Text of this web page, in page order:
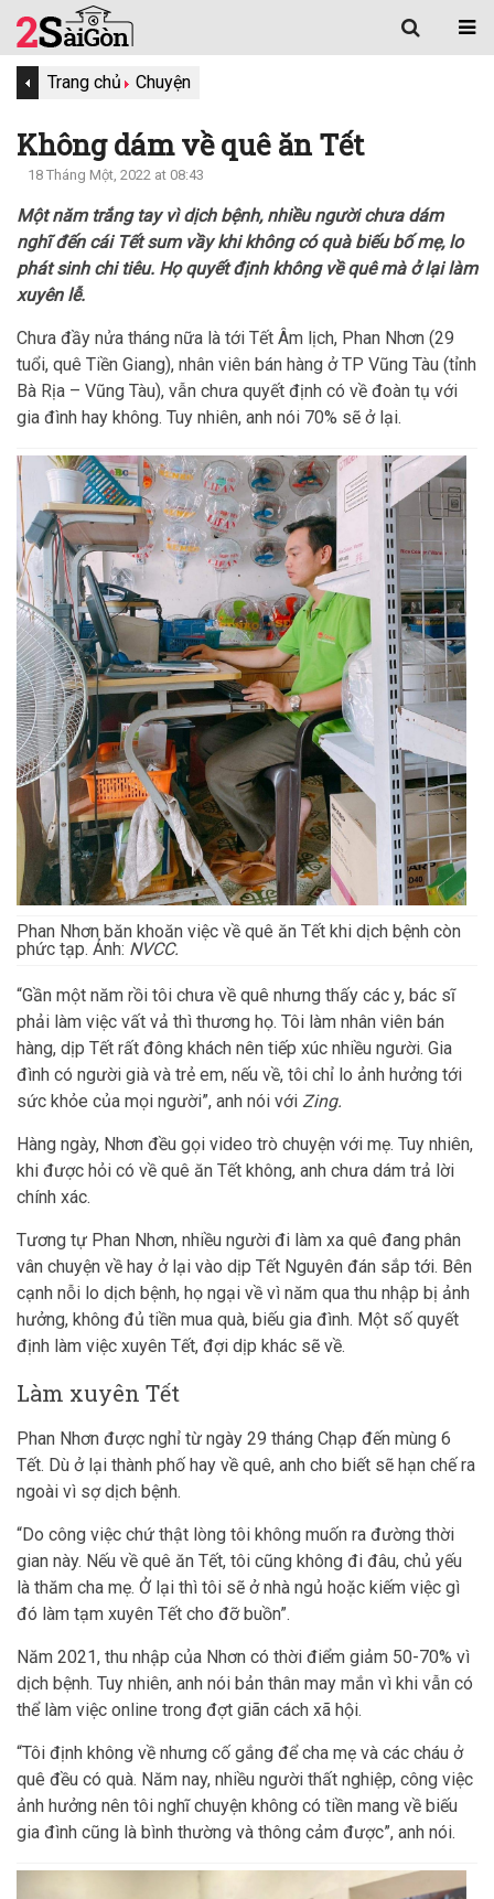
Trang chủ Chuyện
Không dám về quê ăn Tết
18 Tháng Một, 2022 at 08:43
Một năm trắng tay vì dịch bệnh, nhiều người chưa dám
nghĩ đến cái Tết sum vầy khi không có quà biếu bố mẹ, lo
phát sinh chi tiêu. Họ quyết định không về quê mà ở lại làm
xuyên lễ.
Chưa đầy nửa tháng nữa là tới Tết Âm lịch, Phan Nhơn (29
tuổi, quê Tiền Giang), nhân viên bán hàng ở TP Vũng Tàu (tỉnh
Bà Rịa – Vũng Tàu), vẫn chưa quyết định có về đoàn tụ với
gia đình hay không. Tuy nhiên, anh nói 70% sẽ ở lại.
Phan Nhơn băn khoăn việc về quê ăn Tết khi dịch bệnh còn
phức tạp. Ảnh: NVCC.
“Gần một năm rồi tôi chưa về quê nhưng thấy các y, bác sĩ
phải làm việc vất vả thì thương họ. Tôi làm nhân viên bán
hàng, dịp Tết rất đông khách nên tiếp xúc nhiều người. Gia
đình có người già và trẻ em, nếu về, tôi chỉ lo ảnh hưởng tới
sức khỏe của mọi người”, anh nói với Zing.
Hàng ngày, Nhơn đều gọi video trò chuyện với mẹ. Tuy nhiên,
khi được hỏi có về quê ăn Tết không, anh chưa dám trả lời
chính xác.
Tương tự Phan Nhơn, nhiều người đi làm xa quê đang phân
vân chuyện về hay ở lại vào dịp Tết Nguyên đán sắp tới. Bên
cạnh nỗi lo dịch bệnh, họ ngại về vì năm qua thu nhập bị ảnh
hưởng, không đủ tiền mua quà, biếu gia đình. Một số quyết
định làm việc xuyên Tết, đợi dịp khác sẽ về.
Làm xuyên Tết
Phan Nhơn được nghỉ từ ngày 29 tháng Chạp đến mùng 6
Tết. Dù ở lại thành phố hay về quê, anh cho biết sẽ hạn chế ra
ngoài vì sợ dịch bệnh.
“Do công việc chứ thật lòng tôi không muốn ra đường thời
gian này. Nếu về quê ăn Tết, tôi cũng không đi đâu, chủ yếu
là thăm cha mẹ. Ở lại thì tôi sẽ ở nhà ngủ hoặc kiếm việc gì
đó làm tạm xuyên Tết cho đỡ buồn”.
Năm 2021, thu nhập của Nhơn có thời điểm giảm 50-70% vì
dịch bệnh. Tuy nhiên, anh nói bản thân may mắn vì khi vẫn có
thể làm việc online trong đợt giãn cách xã hội.
“Tôi định không về nhưng cố gắng để cha mẹ và các cháu ở
quê đều có quà. Năm nay, nhiều người thất nghiệp, công việc
ảnh hưởng nên tôi nghĩ chuyện không có tiền mang về biếu
gia đình cũng là bình thường và thông cảm được”, anh nói.